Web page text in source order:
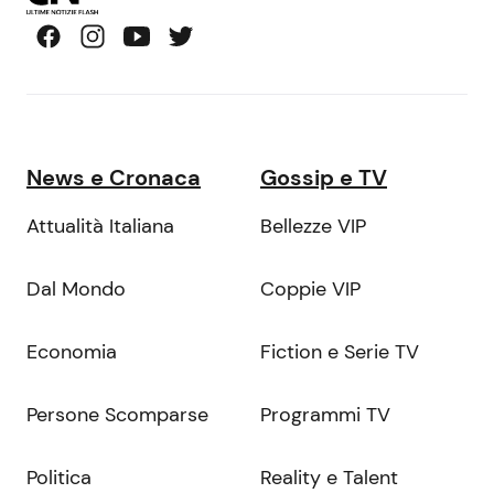
News e Cronaca
Attualità Italiana
Dal Mondo
Economia
Persone Scomparse
Politica
Gossip e TV
Bellezze VIP
Coppie VIP
Fiction e Serie TV
Programmi TV
Reality e Talent